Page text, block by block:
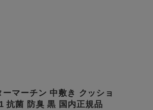
ーマーチン 中敷き クッショ
抗菌 防臭 黒 国内正規品